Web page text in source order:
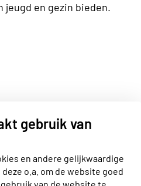
gebruik van
en andere gelijkwaardige
o.a. om de website goed
jeugd en gezin bieden.